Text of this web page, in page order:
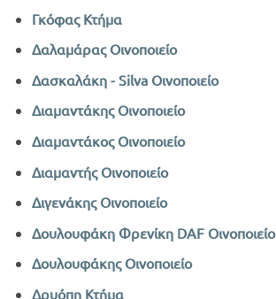
Γκόφας Κτήμα
Δαλαμάρας Οινοποιείο
Δασκαλάκη - Silva Οινοποιείο
Διαμαντάκης Οινοποιείο
Διαμαντάκος Οινοποιείο
Διαμαντής Οινοποιείο
Διγενάκης Οινοποιείο
Δουλουφάκη Φρενίκη DAF Οινοποιείο
Δουλουφάκης Οινοποιείο
Δρυόπη Κτήμα